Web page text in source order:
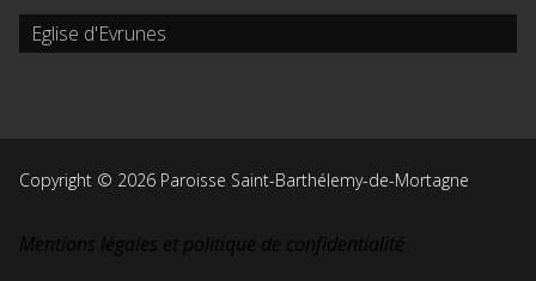
Eglise d'Evrunes
Copyright © 2026 Paroisse Saint-Barthélemy-de-Mortagne
Mentions légales et politique de confidentialité